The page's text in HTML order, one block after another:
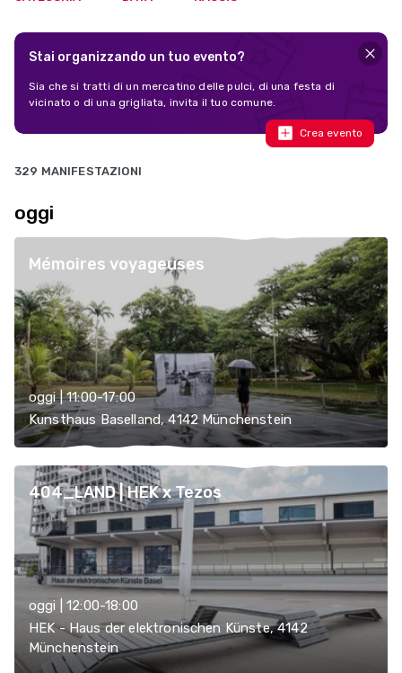
Stai organizzando un tuo evento?
Sia che si tratti di un mercatino delle pulci, di una festa di
vicinato o di una grigliata, invita il tuo comune.
Crea evento
329 MANIFESTAZIONI
oggi
Mémoires voyageuses
oggi | 11:00-17:00
Kunsthaus Baselland, 4142 Münchenstein
404_LAND | HEK x Tezos
oggi | 12:00-18:00
HEK - Haus der elektronischen Künste, 4142
Münchenstein